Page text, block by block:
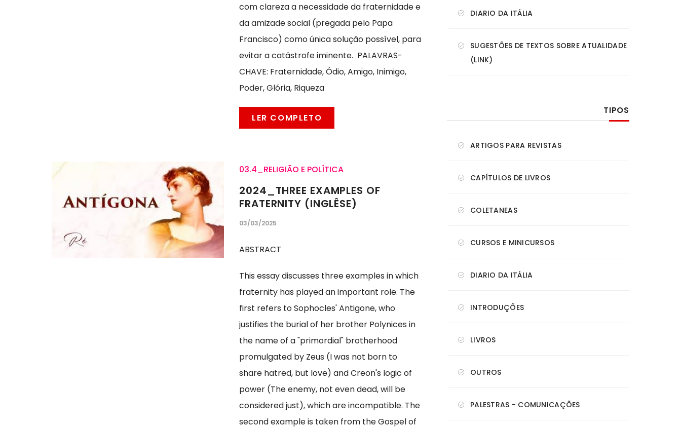
com clareza a necessidade da fraternidade e
da amizade social (pregada pelo Papa
Francisco) como única solução possível, para
evitar a catástrofe iminente. PALAVRAS-
CHAVE: Fraternidade, Ódio, Amigo, Inimigo,
Poder, Glória, Riqueza
LER COMPLETO
03.4_RELIGIÃO E POLÍTICA
2024_THREE EXAMPLES OF
FRATERNITY (INGLÊSE)
03/03/2025
ABSTRACT
This essay discusses three examples in which
fraternity has played an important role. The
first refers to Sophocles' Antigone, who
justifies the burial of her brother Polynices in
the name of a "primordial" brotherhood
promulgated by Zeus (I was not born to
share hatred, but love) and Creon's logic of
power (The enemy, not even dead, will be
considered just), which are incompatible. The
second example is taken from the Gospel of
DIARIO DA ITÁLIA
SUGESTÕES DE TEXTOS SOBRE ATUALIDADE
(LINK)
TIPOS
ARTIGOS PARA REVISTAS
CAPÍTULOS DE LIVROS
COLETANEAS
CURSOS E MINICURSOS
DIARIO DA ITÁLIA
INTRODUÇÕES
LIVROS
OUTROS
PALESTRAS - COMUNICAÇÕES